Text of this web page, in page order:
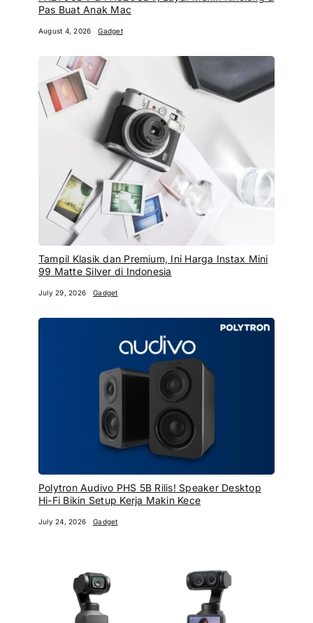
Pas Buat Anak Mac
August 4, 2026 Gadget
Tampil Klasik dan Premium, Ini Harga Instax Mini
99 Matte Silver di Indonesia
July 29, 2026 Gadget
Polytron Audivo PHS 5B Rilis! Speaker Desktop
Hi-Fi Bikin Setup Kerja Makin Kece
July 24, 2026 Gadget